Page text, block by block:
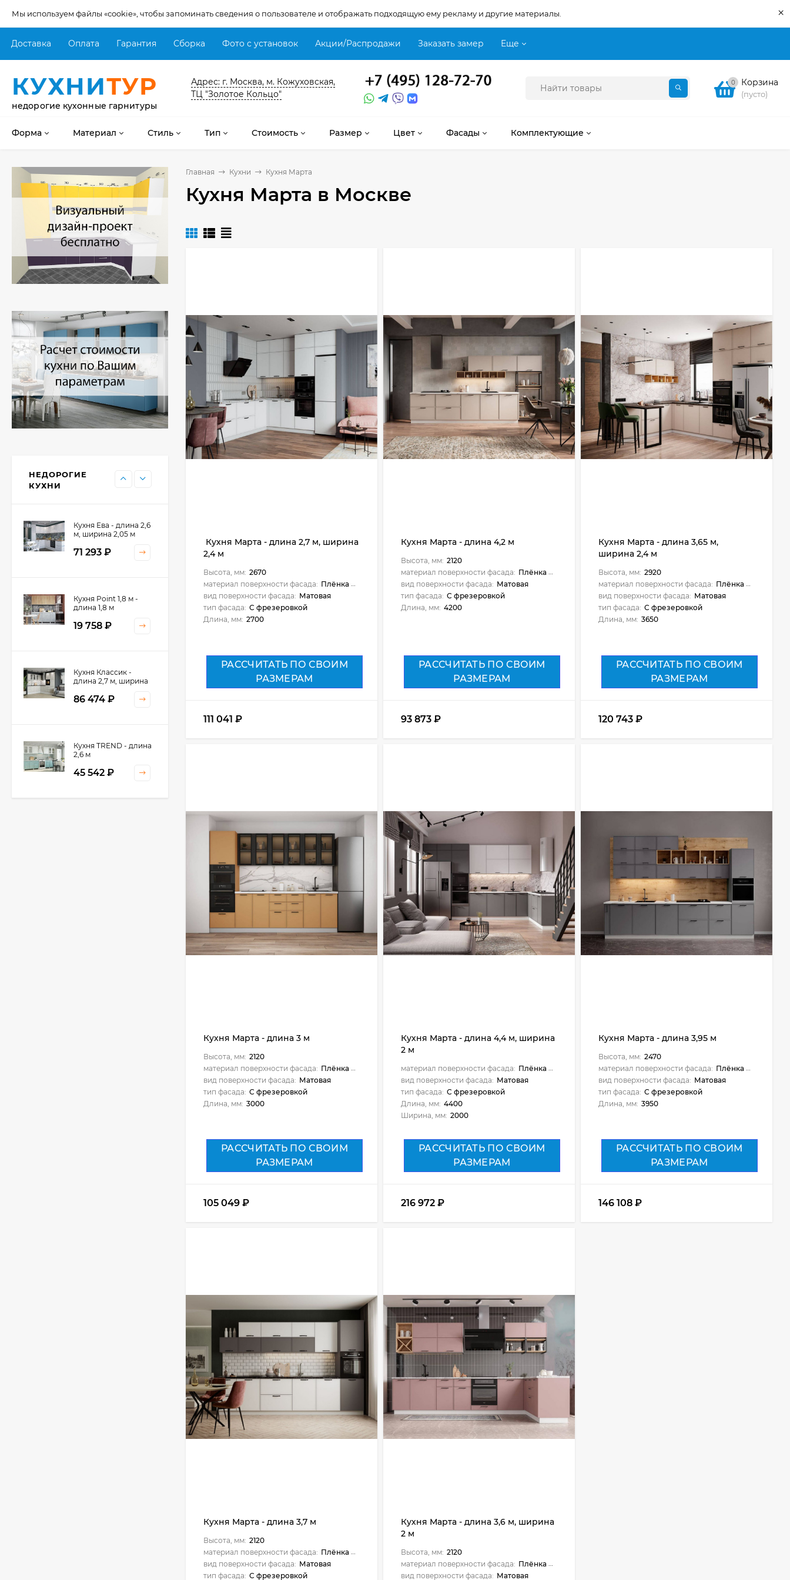
Мы используем файлы «cookie», чтобы запоминать сведения о пользователе и отображать подходящую ему рекламу и другие материалы. ×
Доставка Оплата Гарантия Сборка Фото с установок Акции/Распродажи Заказать замер Еще
КУХНИТУР
недорогие кухонные гарнитуры
Адрес: г. Москва, м. Кожуховская,
ТЦ "Золотое Кольцо"
0 Корзина
(пусто)
Форма Материал Стиль Тип Стоимость Размер Цвет Фасады Комплектующие
Главная Кухни Кухня Марта
Кухня Марта в Москве
Кухня Марта - длина 2,7 м, ширина
2,4 м
Высота, мм: 2670
материал поверхности фасада: Плёнка ПВХ
вид поверхности фасада: Матовая
тип фасада: С фрезеровкой
Длина, мм: 2700
РАССЧИТАТЬ ПО СВОИМ
РАЗМЕРАМ
111 041 ₽
Кухня Марта - длина 4,2 м
Высота, мм: 2120
материал поверхности фасада: Плёнка ПВХ
вид поверхности фасада: Матовая
тип фасада: С фрезеровкой
Длина, мм: 4200
РАССЧИТАТЬ ПО СВОИМ
РАЗМЕРАМ
93 873 ₽
Кухня Марта - длина 3,65 м,
ширина 2,4 м
Высота, мм: 2920
материал поверхности фасада: Плёнка ПВХ
вид поверхности фасада: Матовая
тип фасада: С фрезеровкой
Длина, мм: 3650
РАССЧИТАТЬ ПО СВОИМ
РАЗМЕРАМ
120 743 ₽
Кухня Марта - длина 3 м
Высота, мм: 2120
материал поверхности фасада: Плёнка ПВХ
вид поверхности фасада: Матовая
тип фасада: С фрезеровкой
Длина, мм: 3000
РАССЧИТАТЬ ПО СВОИМ
РАЗМЕРАМ
105 049 ₽
Кухня Марта - длина 4,4 м, ширина
2 м
материал поверхности фасада: Плёнка ПВХ
вид поверхности фасада: Матовая
тип фасада: С фрезеровкой
Длина, мм: 4400
Ширина, мм: 2000
РАССЧИТАТЬ ПО СВОИМ
РАЗМЕРАМ
216 972 ₽
Кухня Марта - длина 3,95 м
Высота, мм: 2470
материал поверхности фасада: Плёнка ПВХ
вид поверхности фасада: Матовая
тип фасада: С фрезеровкой
Длина, мм: 3950
РАССЧИТАТЬ ПО СВОИМ
РАЗМЕРАМ
146 108 ₽
Кухня Марта - длина 3,7 м
Высота, мм: 2120
материал поверхности фасада: Плёнка ПВХ
вид поверхности фасада: Матовая
тип фасада: С фрезеровкой
Кухня Марта - длина 3,6 м, ширина
2 м
Высота, мм: 2120
материал поверхности фасада: Плёнка ПВХ
вид поверхности фасада: Матовая
НЕДОРОГИЕ
КУХНИ
Кухня Мишель -
длина 4,2 м
69 303₽
длина 2,4 м, ширина
1,2 м
44 091
Кухня Point 1,2 м -
длина 1,2 м
13 655₽
11 476
Кухня Ева - длина 2,6
м, ширина 2,05 м
71 293 ₽
Кухня Point 1,8 м -
длина 1,8 м
19 758 ₽
Кухня Классик -
длина 2,7 м, ширина
86 474 ₽
Кухня TREND - длина
2,6 м
45 542 ₽